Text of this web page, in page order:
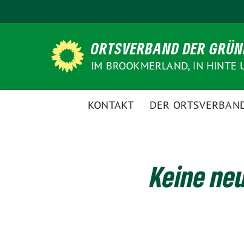
zum
ORTSVERBAND DER
IM BROOKMERLAND, IN HINTE
KONTAKT DER
Keine